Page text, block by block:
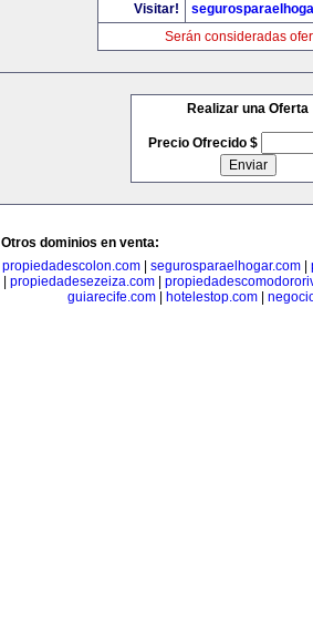
Visitar!
Serán consideradas
Realizar una Oferta
Precio Ofrecido $
Otros dominios en venta:
propiedadescolon.com| segurosparaelhogar.com|
propiedadesezeiza.com|
guiarecife.com
hotelestop.com